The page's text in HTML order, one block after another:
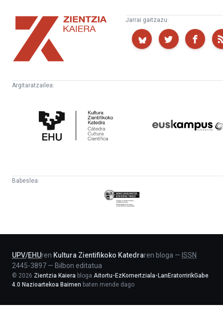
Zientzia
Kaiera
Jarrai gaitzazu:
Argitaratzailea:
Zientifikoko
Katedra
Babeslea:
Eusko
Jaurlaritza
UPV/EHUren Kultura Zientifikoko Katedraren bloga — ISSN
2445-3897 — Bilbon editatua
© 2026 Zientzia Kaiera bloga Aitortu-EzKomertziala-LanEratorririkGabe
4.0 Nazioartekoa Baimen baten mende dago